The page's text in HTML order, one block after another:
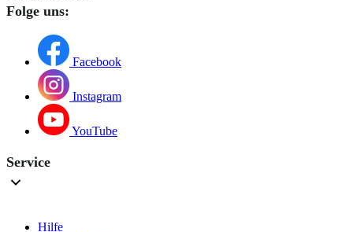
Folge uns:
Facebook
Instagram
YouTube
Service
Hilfe